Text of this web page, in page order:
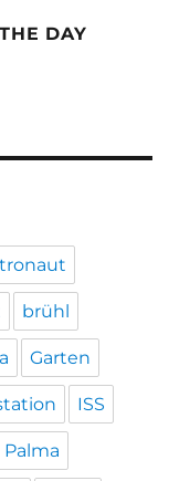
DAY
brühl
Garten
ISS
Palma